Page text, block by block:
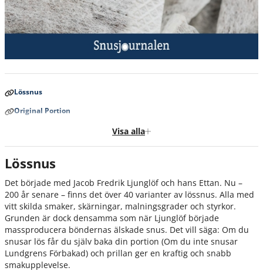
Lössnus
Original Portion
All White
Storlekar och format
Normal
Slim
Super Slim
Mini
Onyx
Visa alla
Lössnus
Det började med Jacob Fredrik Ljunglöf och hans Ettan. Nu –
200 år senare – finns det över 40 varianter av lössnus. Alla med
vitt skilda smaker, skärningar, malningsgrader och styrkor.
Grunden är dock densamma som när Ljunglöf började
massproducera böndernas älskade snus. Det vill säga: Om du
snusar lös får du själv baka din portion (Om du inte snusar
Lundgrens Förbakad) och prillan ger en kraftig och snabb
smakupplevelse.